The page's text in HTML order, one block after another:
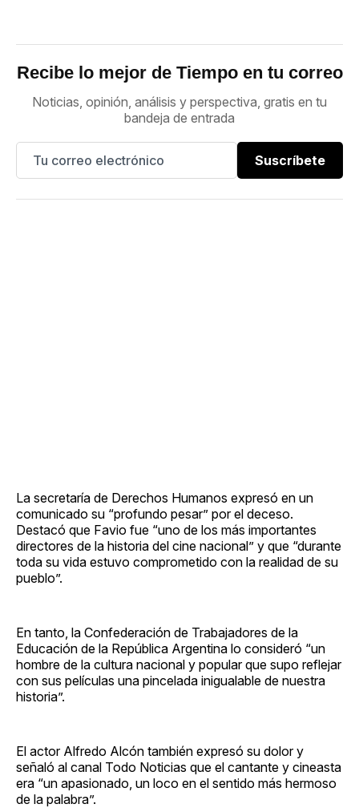
Recibe lo mejor de Tiempo en tu correo
Noticias, opinión, análisis y perspectiva, gratis en tu
bandeja de entrada
Suscríbete
La secretaría de Derechos Humanos expresó en un
comunicado su “profundo pesar” por el deceso.
Destacó que Favio fue “uno de los más importantes
directores de la historia del cine nacional” y que “durante
toda su vida estuvo comprometido con la realidad de su
pueblo”.
En tanto, la Confederación de Trabajadores de la
Educación de la República Argentina lo consideró “un
hombre de la cultura nacional y popular que supo reflejar
con sus películas una pincelada inigualable de nuestra
historia”.
El actor Alfredo Alcón también expresó su dolor y
señaló al canal Todo Noticias que el cantante y cineasta
era “un apasionado, un loco en el sentido más hermoso
de la palabra”.